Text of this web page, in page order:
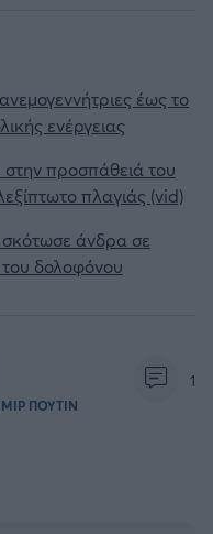
έως το
ενέργειας
προσπάθειά του
πλαγιάς (vid)
άνδρα σε
δολοφόνου
ΠΟΥΤΙΝ
1